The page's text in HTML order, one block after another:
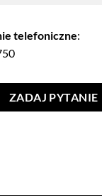
telefoniczne:
ZADAJ PYTANIE